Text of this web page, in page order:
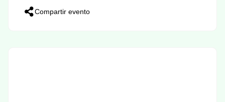
Compartir evento